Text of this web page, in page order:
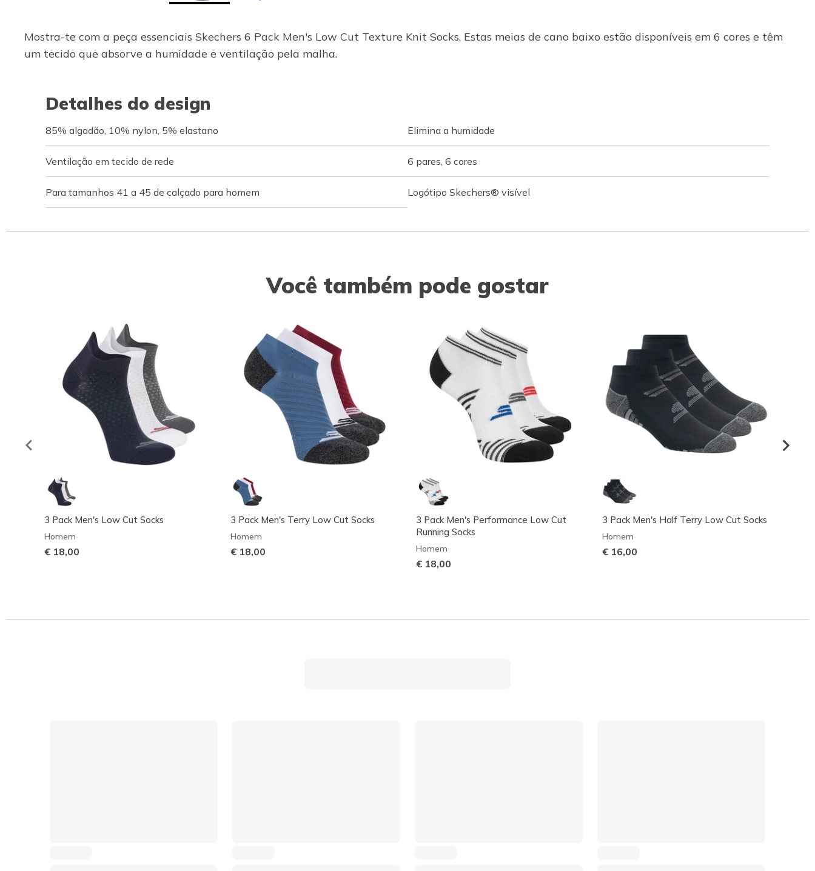
Mostra-te com a peça essenciais Skechers 6 Pack Men's Low Cut Texture Knit Socks. Estas meias de cano baixo estão disponíveis em 6 cores e têm
um tecido que absorve a humidade e ventilação pela malha.
Detalhes do design
85% algodão, 10% nylon, 5% elastano Elimina a humidade
Ventilação em tecido de rede 6 pares, 6 cores
Para tamanhos 41 a 45 de calçado para homem Logótipo Skechers® visível
Você também pode gostar
3 Pack Men's Low Cut Socks
Homem
€ 18,00
3 Pack Men's Terry Low Cut Socks
Homem
€ 18,00
3 Pack Men's Performance Low Cut
Running Socks
Homem
€ 18,00
3 Pack Men's Half Terry Low Cut Socks
Homem
€ 16,00